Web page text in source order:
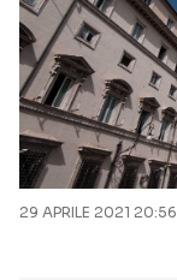
29 APRILE 2021 20:56